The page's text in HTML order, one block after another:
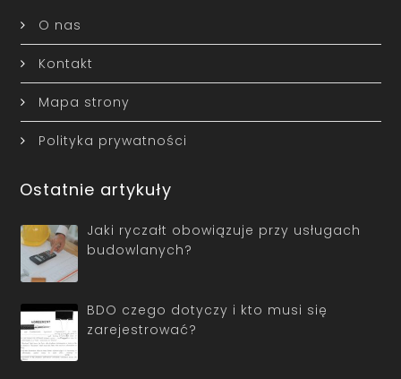
O nas
Kontakt
Mapa strony
Polityka prywatności
Ostatnie artykuły
Jaki ryczałt obowiązuje przy usługach
budowlanych?
BDO czego dotyczy i kto musi się
zarejestrować?